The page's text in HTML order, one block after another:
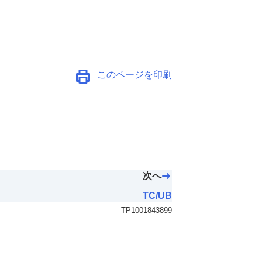
このページを印刷
次へ
TC/UB
TP1001843899